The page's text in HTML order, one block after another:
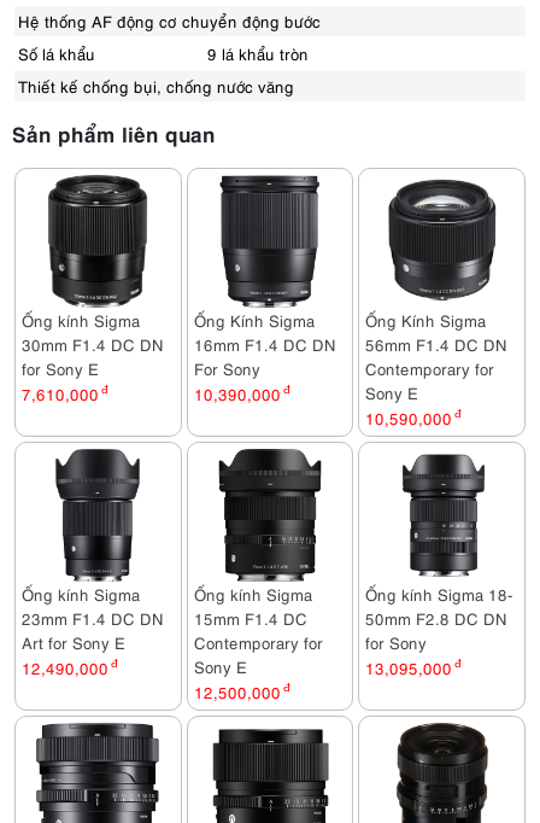
Hệ thống AF động cơ chuyển động bước
Số lá khẩu
9 lá khẩu tròn
Thiết kế chống bụi, chống nước văng
Sản phẩm liên quan
Ống kính Sigma
30mm F1.4 DC DN
for Sony E
7,610,000 đ
Ống Kính Sigma
16mm F1.4 DC DN
For Sony
10,390,000 đ
Ống Kính Sigma
56mm F1.4 DC DN
Contemporary for
Sony E
10,590,000 đ
Ống kính Sigma
23mm F1.4 DC DN
Art for Sony E
12,490,000 đ
Ống kính Sigma
15mm F1.4 DC
Contemporary for
Sony E
12,500,000 đ
Ống kính Sigma 18-
50mm F2.8 DC DN
for Sony
13,095,000 đ